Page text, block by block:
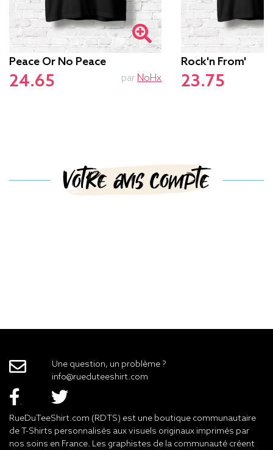
Peace Or No Peace
24.65 par NoHx
Rock'n From'
23.75
Votre avis compte
Une question, un problème ?
info@rueduteeshirt.com
RueDuTeeShirt.com (RDTS) est une boutique communautaire
de T-Shirts personnalisés aux visuels originaux imprimés par
nos soins en France. Les graphistes de la communauté créent